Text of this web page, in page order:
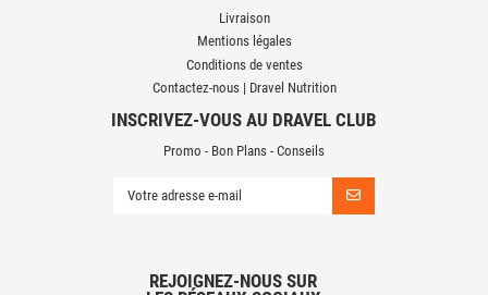
Livraison
Mentions légales
Conditions de ventes
Contactez-nous | Dravel Nutrition
INSCRIVEZ-VOUS AU DRAVEL CLUB
Promo - Bon Plans - Conseils
REJOIGNEZ-NOUS SUR